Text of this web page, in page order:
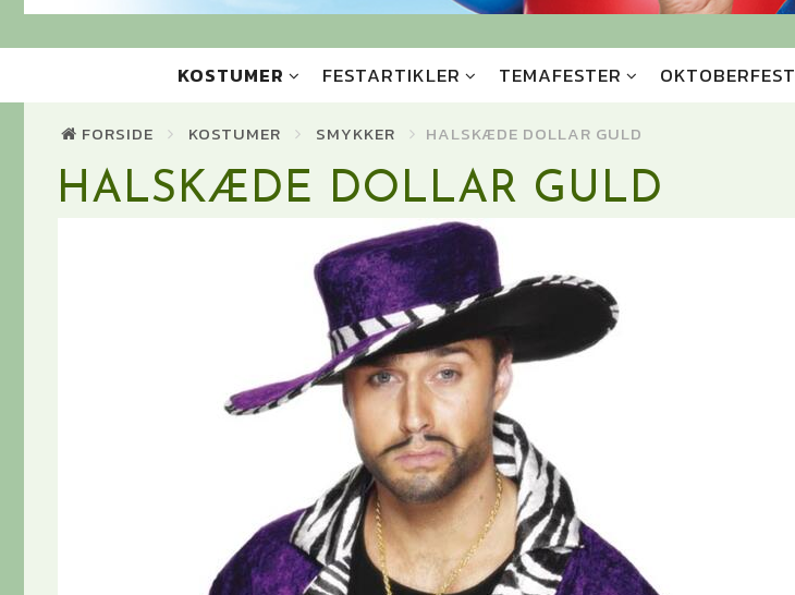
KOSTUMER FESTARTIKLER TEMAFESTER OKTOBERFEST
FORSIDE KOSTUMER SMYKKER HALSKÆDE DOLLAR GULD
HALSKÆDE DOLLAR GULD